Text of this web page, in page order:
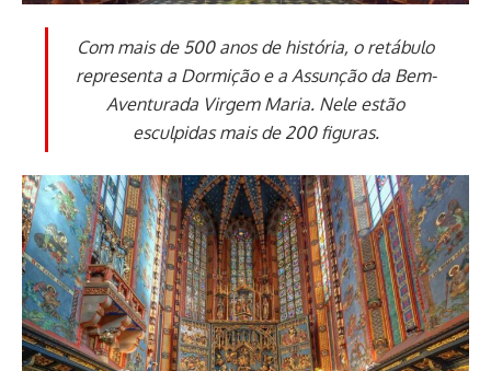
Com mais de 500 anos de história, o retábulo
representa a Dormição e a Assunção da Bem-
Aventurada Virgem Maria. Nele estão
esculpidas mais de 200 figuras.